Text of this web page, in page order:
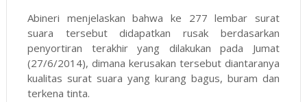
Abineri menjelaskan bahwa ke 277 lembar surat
suara tersebut didapatkan rusak berdasarkan
penyortiran terakhir yang dilakukan pada Jumat
(27/6/2014), dimana kerusakan tersebut diantaranya
kualitas surat suara yang kurang bagus, buram dan
terkena tinta.